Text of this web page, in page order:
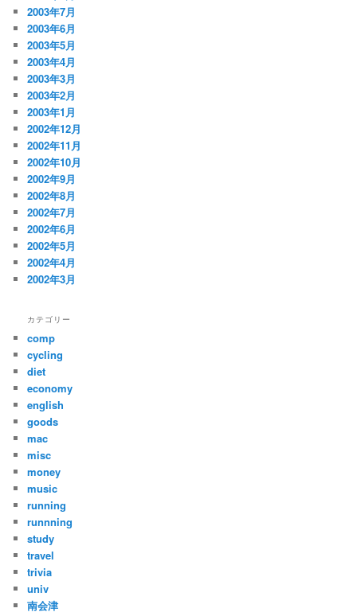
2003年7月
2003年6月
2003年5月
2003年4月
2003年3月
2003年2月
2003年1月
2002年12月
2002年11月
2002年10月
2002年9月
2002年8月
2002年7月
2002年6月
2002年5月
2002年4月
2002年3月
カテゴリー
comp
cycling
diet
economy
english
goods
mac
misc
money
music
running
runnning
study
travel
trivia
univ
南会津